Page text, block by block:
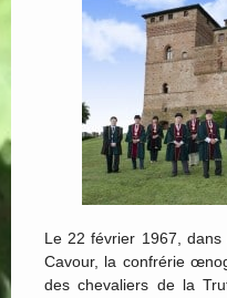
Le 22 février 1967,
Cavour, la confrérie
des chevaliers de la